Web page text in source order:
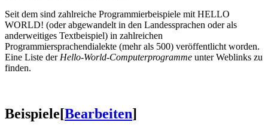
Seit dem sind zahlreiche Programmierbeispiele mit HELLO
WORLD! (oder abgewandelt in den Landessprachen oder als
anderweitiges Textbeispiel) in zahlreichen
Programmiersprachendialekte (mehr als 500) veröffentlicht worden.
Eine Liste der Hello-World-Computerprogramme unter Weblinks zu
finden.
Beispiele[Bearbeiten]